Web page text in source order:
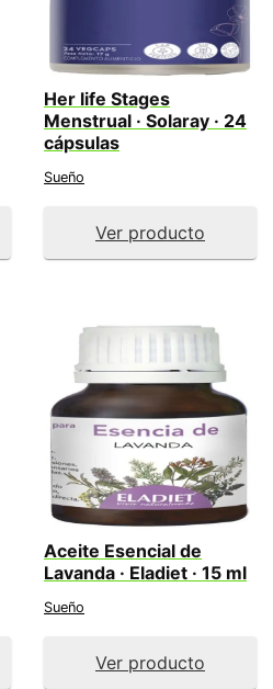
Her life Stages
Menstrual · Solaray · 24
cápsulas
Sueño
Ver producto
Aceite Esencial de
Lavanda · Eladiet · 15 ml
Sueño
Ver producto